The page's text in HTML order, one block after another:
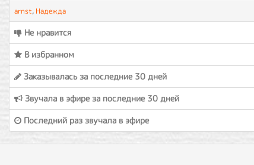
arnst, Надежда
Не нравится
В избранном
Заказывалась за последние 30 дней
Звучала в эфире за последние 30 дней
Последний раз звучала в эфире